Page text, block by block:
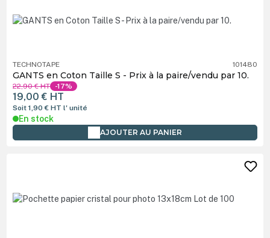
TECHNOTAPE 101480
GANTS en Coton Taille S - Prix à la paire/vendu par 10.
22,90 €HT -17%
19,00 € HT
Soit 1,90 €HTl' unité
En stock
AJOUTER AU PANIER